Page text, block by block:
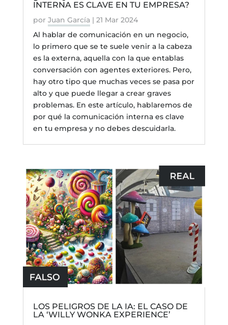
INTERNA ES CLAVE EN TU EMPRESA?
por Juan García | 21 Mar 2024
Al hablar de comunicación en un negocio,
lo primero que se te suele venir a la cabeza
es la externa, aquella con la que entablas
conversación con agentes exteriores. Pero,
hay otro tipo que muchas veces se pasa por
alto y que puede llegar a crear graves
problemas. En este artículo, hablaremos de
por qué la comunicación interna es clave
en tu empresa y no debes descuidarla.
LOS PELIGROS DE LA IA: EL CASO DE
LA ‘WILLY WONKA EXPERIENCE’